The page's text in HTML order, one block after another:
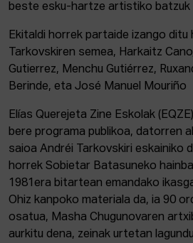
beste esku-hartze artistiko batzuk
Ekitaldi horrek partaide izango ditu
Tarkovskiren semea, Harkaitz
Gutierrez, Menchu Gutiérrez,
Berinde, eta José Manuel Mouriño
Elías Querejeta Zine Eskolak
bere programa publikoa, datorren
saioa Andréi Tarkovskiri eskainiko
horrek Sobietar Batasuneko
1981era bitartean emandako
Ohiz kanpoko materiala da, ia 90
osatua, Masha Chugunovaren
aurkitu dena, zeinak urtetan